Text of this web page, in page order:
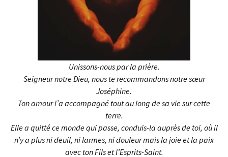
Unissons-nous par la prière.
Seigneur notre Dieu, nous te recommandons notre sœur
Joséphine.
Ton amour l’a accompagné tout au long de sa vie sur cette
terre.
Elle a quitté ce monde qui passe, conduis-la auprès de toi, où il
n’y a plus ni deuil, ni larmes, ni douleurmais la joie et la paix
avec ton Fils et l’Esprits-Saint.